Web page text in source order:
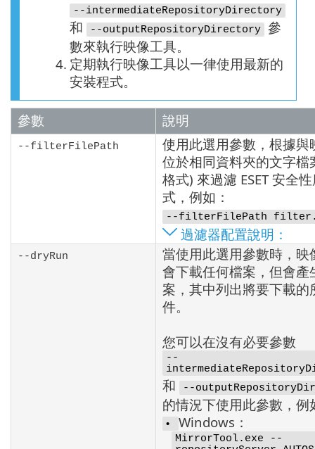
--intermediateRepositoryDirectory
和 --outputRepositoryDirectory
參
數來執行映像工具。
4. 定期執行映像工具以一律使用最新的
安裝程式。
參數 說明
--filterFilePath
使用此選用參數，根據與
位於相同資料夾的文字檔
格式) 來過濾 ESET 安全
式，例如：
--filterFilePath
過濾器配置說明：
--dryRun
當使用此選用參數時，映
會下載任何檔案，但會
案，其中列出將要下載的
件。
您可以在沒有必要參數
--
和 --
的情況下使用此參數，例
• Windows：
MirrorTool.exe --